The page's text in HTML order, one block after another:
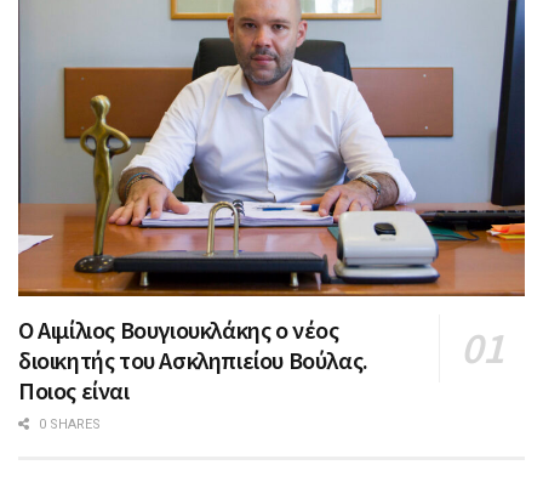
Ο Αιμίλιος Βουγιουκλάκης ο νέος
διοικητής του Ασκληπιείου Βούλας.
Ποιος είναι
0 SHARES